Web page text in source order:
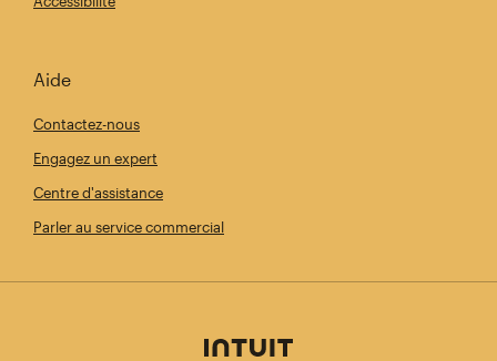
Aide
Contactez-nous
Engagez un expert
Centre d'assistance
Parler au service commercial